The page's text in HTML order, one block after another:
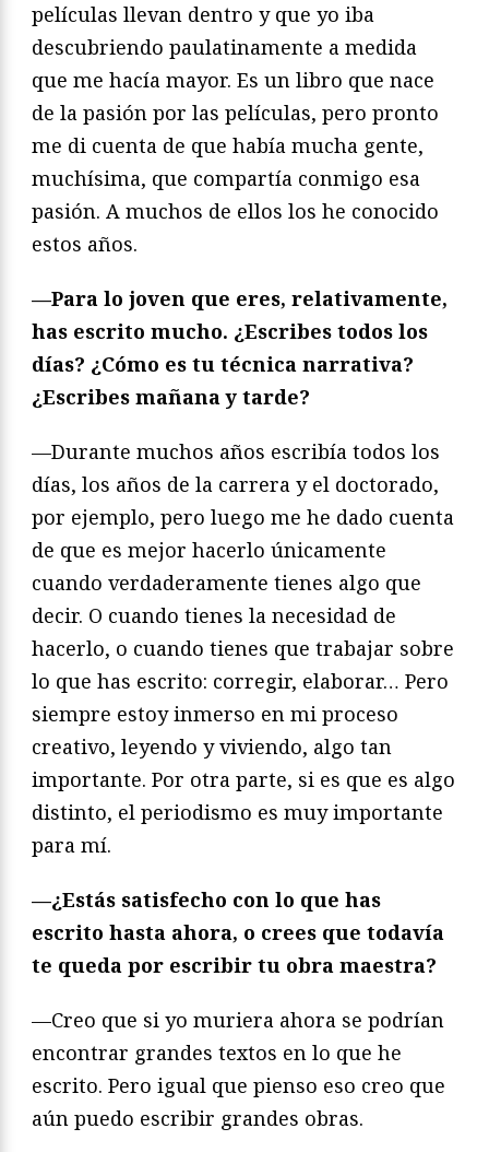
películas llevan dentro y que yo iba
descubriendo paulatinamente a medida
que me hacía mayor. Es un libro que nace
de la pasión por las películas, pero pronto
me di cuenta de que había mucha gente,
muchísima, que compartía conmigo esa
pasión. A muchos de ellos los he conocido
estos años.
—Para lo joven que eres, relativamente,
has escrito mucho. ¿Escribes todos los
días? ¿Cómo es tu técnica narrativa?
¿Escribes mañana y tarde?
—Durante muchos años escribía todos los
días, los años de la carrera y el doctorado,
por ejemplo, pero luego me he dado cuenta
de que es mejor hacerlo únicamente
cuando verdaderamente tienes algo que
decir. O cuando tienes la necesidad de
hacerlo, o cuando tienes que trabajar sobre
lo que has escrito: corregir, elaborar… Pero
siempre estoy inmerso en mi proceso
creativo, leyendo y viviendo, algo tan
importante. Por otra parte, si es que es algo
distinto, el periodismo es muy importante
para mí.
—¿Estás satisfecho con lo que has
escrito hasta ahora, o crees que todavía
te queda por escribir tu obra maestra?
—Creo que si yo muriera ahora se podrían
encontrar grandes textos en lo que he
escrito. Pero igual que pienso eso creo que
aún puedo escribir grandes obras.